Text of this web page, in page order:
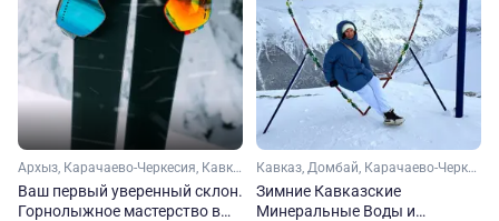
Архыз, Карачаево-Черкесия, Кавказ
Ваш первый уверенный склон.
Горнолыжное мастерство в
Кавказ, Домбай, Карачаево-Черкесия, Архыз, Ставропольский край, Кавказские Минеральные Воды
Зимние Кавказские
Минеральные Воды и